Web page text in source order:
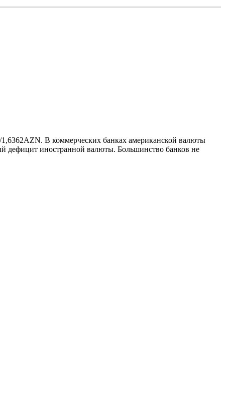
В коммерческих банках американской валюты
дефицит иностранной валюты. Большинство банков не